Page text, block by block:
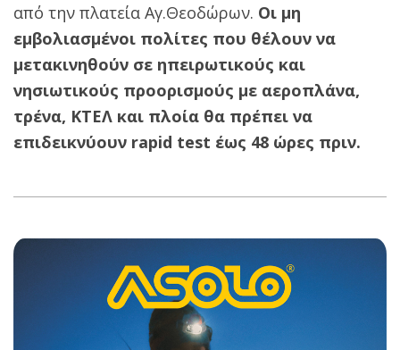
από την πλατεία Αγ.Θεοδώρων. Οι μη
εμβολιασμένοι πολίτες που θέλουν να
μετακινηθούν σε ηπειρωτικούς και
νησιωτικούς προορισμούς με αεροπλάνα,
τρένα, ΚΤΕΛ και πλοία θα πρέπει να
επιδεικνύουν rapid test έως 48 ώρες πριν.
09-